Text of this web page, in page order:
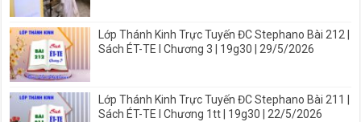
Lớp Thánh Kinh Trực Tuyến ĐC Stephano Bài 212 |
Sách ÉT-TE I Chương 3 | 19g30 | 29/5/2026
Lớp Thánh Kinh Trực Tuyến ĐC Stephano Bài 211 |
Sách ÉT-TE I Chương 1tt | 19g30 | 22/5/2026